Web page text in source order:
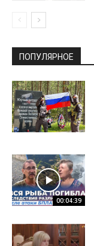
ПОПУЛЯРНОЕ
00:04:39